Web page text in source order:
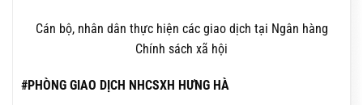
Cán bộ, nhân dân thực hiện các giao dịch tại Ngân hàng
Chính sách xã hội
#PHÒNG GIAO DỊCH NHCSXH HƯNG HÀ